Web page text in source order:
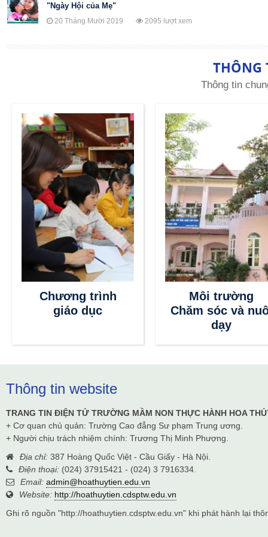
"Ngày Hội của Mẹ"
20 Tháng Mười 2019 2095 lượt xem
THÔNG
Thông tin
Chương trình
giáo dục
Môi trường
Chăm sóc và
dạy
Thông tin website
TRANG TIN ĐIỆN TỬ TRƯỜNG MẦM NON THỰC HÀNH HOA
+ Cơ quan chủ quản: Trường Cao đẳng Sư phạm Trung ương.
+ Người chịu trách nhiệm chính: Trương Thị Minh Phượng.
Địa chỉ: 387 Hoàng Quốc Việt - Cầu Giấy - Hà Nội.
Điện thoại: (024) 37915421 - (024) 3 7916334.
Email: admin@hoathuytien.edu.vn
Website: http://hoathuytien.cdsptw.edu.vn
Ghi rõ nguồn "http://hoathuytien.cdsptw.edu.vn" khi phát hành lại